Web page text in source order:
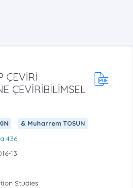
ÇEVİRİ
ÇEVİRİBİLİMSEL
- & Muharrem TOSUN
13
Studies